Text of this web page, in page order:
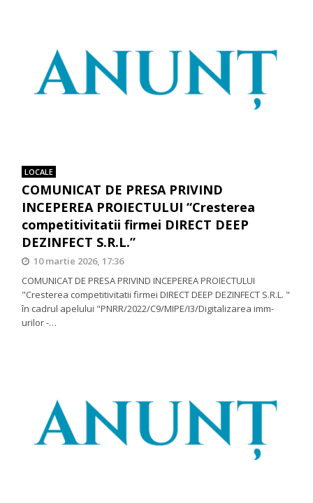
LOCALE
COMUNICAT DE PRESA PRIVIND
INCEPEREA PROIECTULUI “Cresterea
competitivitatii firmei DIRECT DEEP
DEZINFECT S.R.L.”
10 martie 2026, 17:36
COMUNICAT DE PRESA PRIVIND INCEPEREA PROIECTULUI
"Cresterea competitivitatii firmei DIRECT DEEP DEZINFECT S.R.L. "
în cadrul apelului "PNRR/2022/C9/MIPE/I3/Digitalizarea imm-
urilor -…